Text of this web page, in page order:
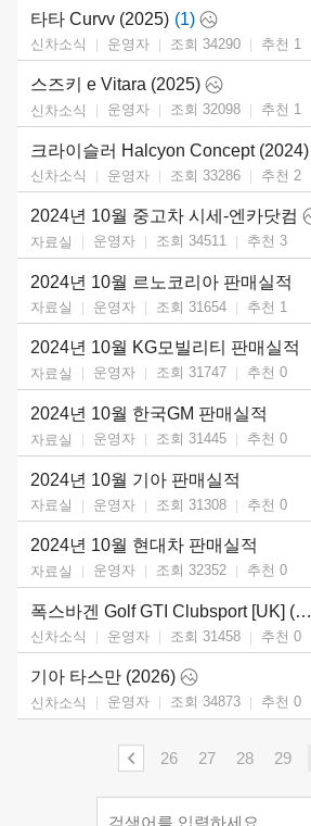
타타 Curvv (2025) (1)
신차소식 운영자 조회 34290 추천 1
스즈키 e Vitara (2025)
신차소식 운영자 조회 32098 추천 1
크라이슬러 Halcyon Concept (2024)
신차소식 운영자 조회 33286 추천 2
2024년 10월 중고차 시세-엔카닷컴
자료실 운영자 조회 34511 추천 3
2024년 10월 르노코리아 판매실적
자료실 운영자 조회 31654 추천 1
2024년 10월 KG모빌리티 판매실적
자료실 운영자 조회 31747 추천 0
2024년 10월 한국GM 판매실적
자료실 운영자 조회 31445 추천 0
2024년 10월 기아 판매실적
자료실 운영자 조회 31308 추천 0
2024년 10월 현대차 판매실적
자료실 운영자 조회 32352 추천 0
폭스바겐 Golf GTI Clubsport [UK] (2025)
신차소식 운영자 조회 31458 추천 0
기아 타스만 (2026)
신차소식 운영자 조회 34873 추천 0
26 27 28 29